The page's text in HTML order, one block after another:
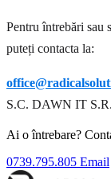
Pentru întrebări sau
puteți contacta la:
S.C. DAWN IT
Ai o întrebare?
0739.795.805 Email